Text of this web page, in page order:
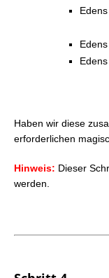
Haben wir diese
erforderlichen
Hinweis: Dieser
werden.